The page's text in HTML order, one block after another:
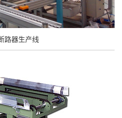
路器生产线